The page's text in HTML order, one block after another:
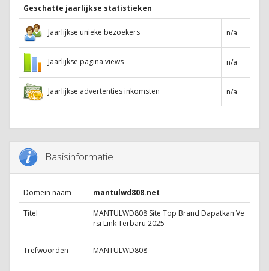
Geschatte jaarlijkse statistieken
Jaarlijkse unieke bezoekers n/a
Jaarlijkse pagina views n/a
Jaarlijkse advertenties inkomsten n/a
Basisinformatie
Domein naam
mantulwd808.net
Titel
MANTULWD808 Site Top Brand Dapatkan Ve
rsi Link Terbaru 2025
Trefwoorden MANTULWD808